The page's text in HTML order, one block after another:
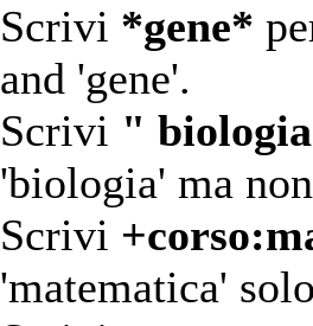
Scrivi *gene*
and 'gene'.
Scrivi "
'biologia' ma
Scrivi
'matematica'